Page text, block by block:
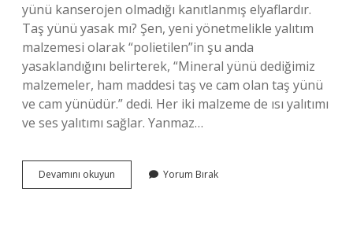
yünü kanserojen olmadığı kanıtlanmış elyaflardır.
Taş yünü yasak mı? Şen, yeni yönetmelikle yalıtım
malzemesi olarak “polietilen”in şu anda
yasaklandığını belirterek, “Mineral yünü dediğimiz
malzemeler, ham maddesi taş ve cam olan taş yünü
ve cam yünüdür.” dedi. Her iki malzeme de ısı yalıtımı
ve ses yalıtımı sağlar. Yanmaz…
Devamını okuyun
Yünü
Yorum Bırak